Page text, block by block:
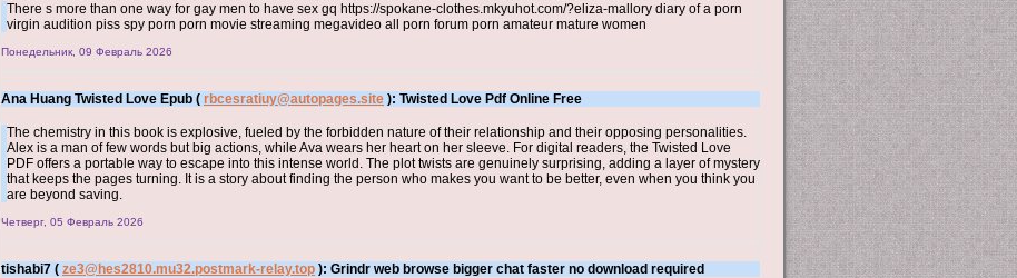
There s more than one way for gay men to have sex gq https://spokane-clothes.mkyuhot.com/?eliza-mallory diary of a porn
virgin audition piss spy porn porn movie streaming megavideo all porn forum porn amateur mature women
Понедельник, 09 Февраль 2026
Ana Huang Twisted Love Epub ( rbcesratiuy@autopages.site ): Twisted Love Pdf Online Free
The chemistry in this book is explosive, fueled by the forbidden nature of their relationship and their opposing personalities.
Alex is a man of few words but big actions, while Ava wears her heart on her sleeve. For digital readers, the Twisted Love
PDF offers a portable way to escape into this intense world. The plot twists are genuinely surprising, adding a layer of mystery
that keeps the pages turning. It is a story about finding the person who makes you want to be better, even when you think you
are beyond saving.
Четверг, 05 Февраль 2026
tishabi7 ( ze3@hes2810.mu32.postmark-relay.top ): Grindr web browse bigger chat faster no download required